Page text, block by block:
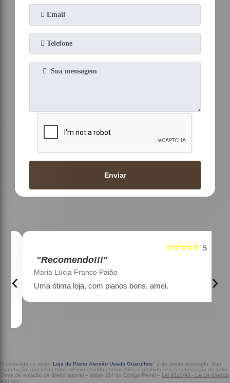
Enviar
5
☆☆☆☆☆
"Recomendo!!!"
Maria Lúcia Franco Paião
Uma ótima loja, com pianos bons, amei.
‹ ›
O conteúdo do texto "Loja de Piano Alemão Usado Guarulhos" é de direito reservado. Sua
reprodução, parcial ou total, mesmo citando nossos links, é proibida sem a autorização do autor.
Crime de violação de direito autoral – artigo 184 do Código Penal – Lei 9610/98 - Lei de direitos
autorais